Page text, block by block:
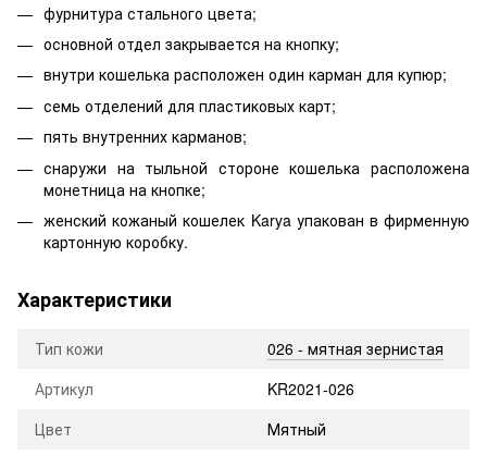
фурнитура стального цвета;
основной отдел закрывается на кнопку;
внутри кошелька расположен один карман для купюр;
семь отделений для пластиковых карт;
пять внутренних карманов;
снаружи на тыльной стороне кошелька расположена
монетница на кнопке;
женский кожаный кошелек Karya упакован в фирменную
картонную коробку.
Характеристики
Тип кожи
026 - мятная зернистая
Артикул
KR2021-026
Цвет
Мятный